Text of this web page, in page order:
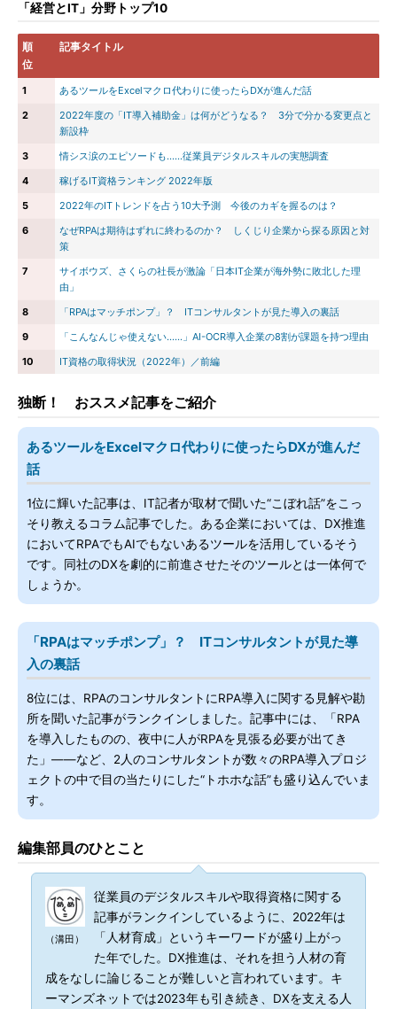
「経営とIT」分野トップ10
順
位
記事タイトル
1
あるツールをExcelマクロ代わりに使ったらDXが進んだ話
2
2022年度の「IT導入補助金」は何がどうなる？ 3分で分かる変更点と
新設枠
3
情シス涙のエピソードも……従業員デジタルスキルの実態調査
4
稼げるIT資格ランキング 2022年版
5
2022年のITトレンドを占う10大予測 今後のカギを握るのは？
6
なぜRPAは期待はずれに終わるのか？ しくじり企業から探る原因と対
策
7
サイボウズ、さくらの社長が激論「日本IT企業が海外勢に敗北した理
由」
8
「RPAはマッチポンプ」？ ITコンサルタントが見た導入の裏話
9
「こんなんじゃ使えない……」AI-OCR導入企業の8割が課題を持つ理由
10
IT資格の取得状況（2022年）／前編
独断！ おススメ記事をご紹介
あるツールをExcelマクロ代わりに使ったらDXが進んだ
話
1位に輝いた記事は、IT記者が取材で聞いた“こぼれ話”をこっ
そり教えるコラム記事でした。ある企業においては、DX推進
においてRPAでもAIでもないあるツールを活用しているそう
です。同社のDXを劇的に前進させたそのツールとは一体何で
しょうか。
「RPAはマッチポンプ」？ ITコンサルタントが見た導
入の裏話
8位には、RPAのコンサルタントにRPA導入に関する見解や勘
所を聞いた記事がランクインしました。記事中には、「RPA
を導入したものの、夜中に人がRPAを見張る必要が出てき
た」――など、2人のコンサルタントが数々のRPA導入プロジ
ェクトの中で目の当たりにした“トホホな話”も盛り込んでいま
す。
編集部員のひとこと
（溝田）
従業員のデジタルスキルや取得資格に関する
記事がランクインしているように、2022年は
「人材育成」というキーワードが盛り上がっ
た年でした。DX推進は、それを担う人材の育
成をなしに論じることが難しいと言われています。キ
ーマンズネットでは2023年も引き続き、DXを支える人